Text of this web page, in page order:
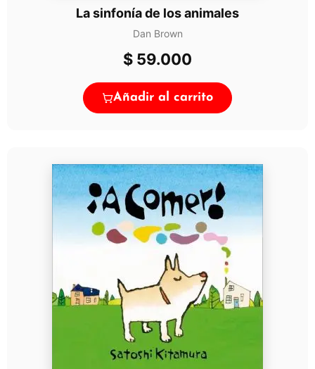
La sinfonía de los animales
Dan Brown
$ 59.000
Añadir al carrito